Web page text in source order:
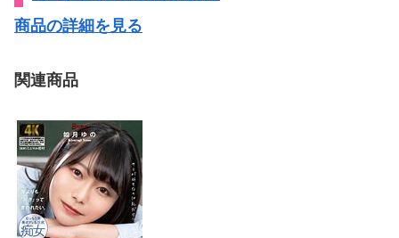
商品の詳細を見る
関連商品